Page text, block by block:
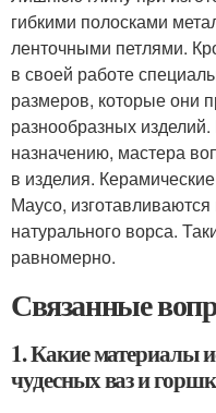
гибкими полосками
ленточными петлями.
в своей работе
размеров, которые они
разнообразных
назначению, мастера
в изделия.
Маусо,
натурального ворса.
равномерно.
Связанные
1. Какие материалы
чудесных ваз и